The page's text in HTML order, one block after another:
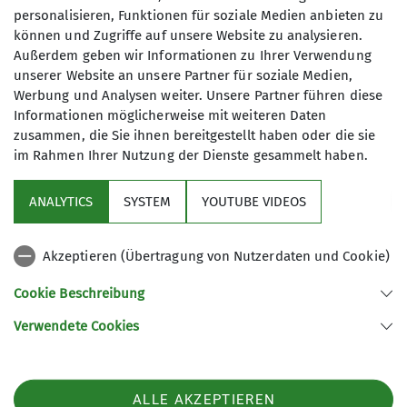
Das aktuelle Ziel könnt ihr jeweils bei
mir erfragen.
Willkommen sind alle
junggebliebenen Senioren, die über
Humor und Kondition verfügen. Aber
keine Angst, nicht die Leistung,
sondern die Freude steht im
Vordergrund. Zusammen wollen wir
einen schönen Tag verbringen.
Unser Treffpunkt wird vorher
Möglichkeit Fahrgemeinschaften zu
bilden. Mit knöchelhohen
Wanderstöcke und die Regenjacke
unsere Brotzeit, was zu trinken
(alkohlfrei :-), Sonnenschutz und
zu haben und eine echte
Gemeinschaft zu bilden.
Kontakt aufnehmen
Details
Anfrage senden
Maximale Teilnehmeranzahl
10
Sektion
Sektion Bergbund Rosenheim des Deutschen Alpenvereins e.V.
personalisieren, Funktionen für soziale Medien anbieten zu
können und Zugriffe auf unsere Website zu analysieren.
Außerdem geben wir Informationen zu Ihrer Verwendung
unserer Website an unsere Partner für soziale Medien,
Werbung und Analysen weiter. Unsere Partner führen diese
Informationen möglicherweise mit weiteren Daten
zusammen, die Sie ihnen bereitgestellt haben oder die sie
im Rahmen Ihrer Nutzung der Dienste gesammelt haben.
ANALYTICS SYSTEM YOUTUBE VIDEOS
Akzeptieren (Übertragung von Nutzerdaten und Cookie)
Cookie Beschreibung
Verwendete Cookies
ALLE AKZEPTIEREN